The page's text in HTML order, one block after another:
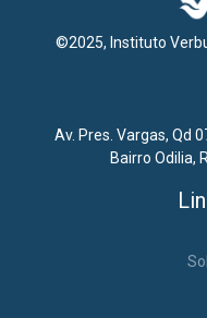
©2025, Instituto
Av. Pres. Vargas, Qd
Bairro Odilia,